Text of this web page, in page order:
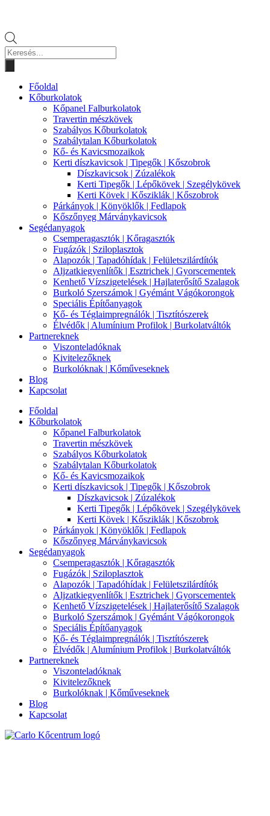
Products
search
Főoldal
Kőburkolatok
Kőpanel Falburkolatok
Travertin mészkövek
Szabályos Kőburkolatok
Szabálytalan Kőburkolatok
Kő- és Kavicsmozaikok
Kerti díszkavicsok | Tipegők | Kőszobrok
Díszkavicsok | Zúzalékok
Kerti Tipegők | Lépőkövek | Szegélykövek
Kerti Kövek | Kősziklák | Kőszobrok
Párkányok | Könyöklők | Fedlapok
Kőszőnyeg Márványkavicsok
Segédanyagok
Csemperagasztók | Kőragasztók
Fugázók | Sziloplasztok
Alapozók | Tapadóhídak | Felületszilárdítók
Aljzatkiegyenlítők | Esztrichek | Gyorscementek
Kenhető Vízszigetelések | Hajlaterősítő Szalagok
Burkoló Szerszámok | Gyémánt Vágókorongok
Speciális Építőanyagok
Kő- és Téglaimpregnálók | Tisztítószerek
Élvédők | Alumínium Profilok | Burkolatváltók
Partnereknek
Viszonteladóknak
Kivitelezőknek
Burkolóknak | Kőműveseknek
Blog
Kapcsolat
Főoldal
Kőburkolatok
Kőpanel Falburkolatok
Travertin mészkövek
Szabályos Kőburkolatok
Szabálytalan Kőburkolatok
Kő- és Kavicsmozaikok
Kerti díszkavicsok | Tipegők | Kőszobrok
Díszkavicsok | Zúzalékok
Kerti Tipegők | Lépőkövek | Szegélykövek
Kerti Kövek | Kősziklák | Kőszobrok
Párkányok | Könyöklők | Fedlapok
Kőszőnyeg Márványkavicsok
Segédanyagok
Csemperagasztók | Kőragasztók
Fugázók | Sziloplasztok
Alapozók | Tapadóhídak | Felületszilárdítók
Aljzatkiegyenlítők | Esztrichek | Gyorscementek
Kenhető Vízszigetelések | Hajlaterősítő Szalagok
Burkoló Szerszámok | Gyémánt Vágókorongok
Speciális Építőanyagok
Kő- és Téglaimpregnálók | Tisztítószerek
Élvédők | Alumínium Profilok | Burkolatváltók
Partnereknek
Viszonteladóknak
Kivitelezőknek
Burkolóknak | Kőműveseknek
Blog
Kapcsolat